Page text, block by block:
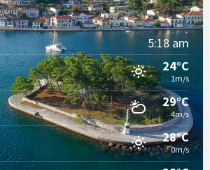
5:18 am
24°C
1m/s
29°C
4m/s
28°C
0m/s